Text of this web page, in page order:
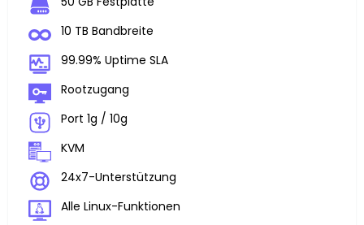
10 TB Bandbreite
99.99% Uptime SLA
Rootzugang
Port 1g / 10g
KVM
24x7-Unterstützung
Alle Linux-Funktionen